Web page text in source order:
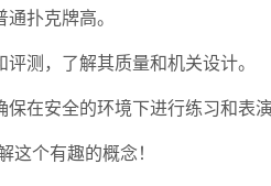
扑克牌高。
测，了解其质量和机关设计。
保在安全的环境下进行练习和表演
个有趣的概念！